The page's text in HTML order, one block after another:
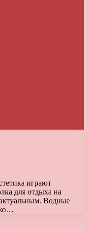
играют
для отдыха на
актуальным. Водные